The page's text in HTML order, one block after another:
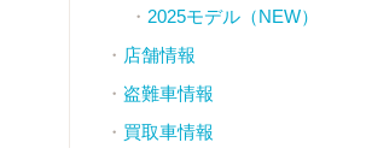
2025モデル（NEW）
店舗情報
盗難車情報
買取車情報